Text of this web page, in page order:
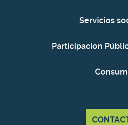
Servicios
Participacion